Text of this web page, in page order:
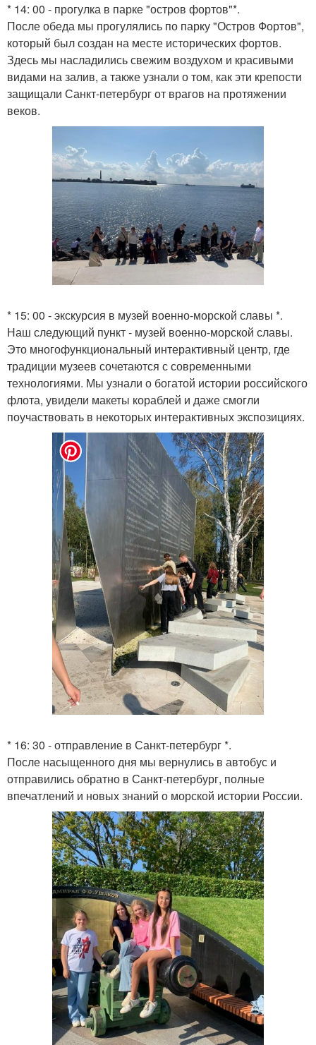
* 14: 00 - прогулка в парке "остров фортов"*.
После обеда мы прогулялись по парку "Остров Фортов",
который был создан на месте исторических фортов.
Здесь мы насладились свежим воздухом и красивыми
видами на залив, а также узнали о том, как эти крепости
защищали Санкт-петербург от врагов на протяжении
веков.
* 15: 00 - экскурсия в музей военно-морской славы *.
Наш следующий пункт - музей военно-морской славы.
Это многофункциональный интерактивный центр, где
традиции музеев сочетаются с современными
технологиями. Мы узнали о богатой истории российского
флота, увидели макеты кораблей и даже смогли
поучаствовать в некоторых интерактивных экспозициях.
* 16: 30 - отправление в Санкт-петербург *.
После насыщенного дня мы вернулись в автобус и
отправились обратно в Санкт-петербург, полные
впечатлений и новых знаний о морской истории России.